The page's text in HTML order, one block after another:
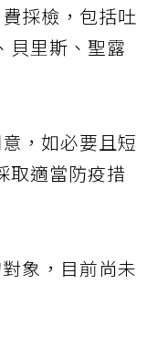
採檢，包括吐
貝里斯、聖露
，如必要且短
取適當防疫措
象，目前尚未